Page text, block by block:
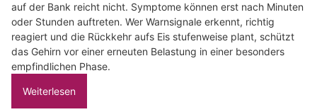
auf der Bank reicht nicht. Symptome können erst nach Minuten
oder Stunden auftreten. Wer Warnsignale erkennt, richtig
reagiert und die Rückkehr aufs Eis stufenweise plant, schützt
das Gehirn vor einer erneuten Belastung in einer besonders
empfindlichen Phase.
Weiterlesen